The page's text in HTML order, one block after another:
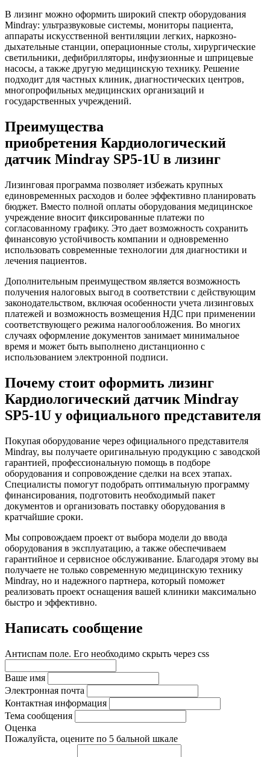
В лизинг можно оформить широкий спектр оборудования
Mindray: ультразвуковые системы, мониторы пациента,
аппараты искусственной вентиляции легких, наркозно-
дыхательные станции, операционные столы, хирургические
светильники, дефибрилляторы, инфузионные и шприцевые
насосы, а также другую медицинскую технику. Решение
подходит для частных клиник, диагностических центров,
многопрофильных медицинских организаций и
государственных учреждений.
Преимущества
приобретения Кардиологический
датчик Mindray SP5-1U в лизинг
Лизинговая программа позволяет избежать крупных
единовременных расходов и более эффективно планировать
бюджет. Вместо полной оплаты оборудования медицинское
учреждение вносит фиксированные платежи по
согласованному графику. Это дает возможность сохранить
финансовую устойчивость компании и одновременно
использовать современные технологии для диагностики и
лечения пациентов.
Дополнительным преимуществом является возможность
получения налоговых выгод в соответствии с действующим
законодательством, включая особенности учета лизинговых
платежей и возможность возмещения НДС при применении
соответствующего режима налогообложения. Во многих
случаях оформление документов занимает минимальное
время и может быть выполнено дистанционно с
использованием электронной подписи.
Почему стоит оформить лизинг
Кардиологический датчик Mindray
SP5-1U у официального представителя
Покупая оборудование через официального представителя
Mindray, вы получаете оригинальную продукцию с заводской
гарантией, профессиональную помощь в подборе
оборудования и сопровождение сделки на всех этапах.
Специалисты помогут подобрать оптимальную программу
финансирования, подготовить необходимый пакет
документов и организовать поставку оборудования в
кратчайшие сроки.
Мы сопровождаем проект от выбора модели до ввода
оборудования в эксплуатацию, а также обеспечиваем
гарантийное и сервисное обслуживание. Благодаря этому вы
получаете не только современную медицинскую технику
Mindray, но и надежного партнера, который поможет
реализовать проект оснащения вашей клиники максимально
быстро и эффективно.
Написать сообщение
Антиспам поле. Его необходимо скрыть через css
Ваше имя
Электронная почта
Контактная информация
Тема сообщения
Оценка
Пожалуйста, оцените по 5 бальной шкале